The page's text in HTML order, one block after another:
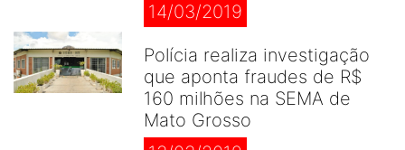
14/03/2019
Polícia realiza investigação
que aponta fraudes de R$
160 milhões na SEMA de
Mato Grosso